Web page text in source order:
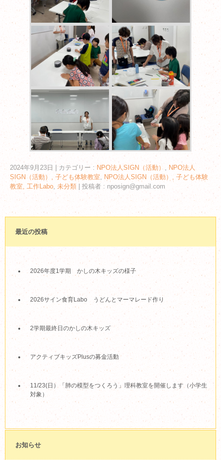
2024年9月23日 | カテゴリー : NPO法人SIGN（活動） , NPO法人
SIGN（活動）, 子ども体験教室, NPO法人SIGN（活動）, 子ども体験
教室, 工作Labo, 未分類 投稿者 : nposign@gmail.com
最近の投稿
2026年度1学期 かしの木キッズの様子
2026サイン食育Labo うどんとマーマレード作り
2学期最終日のかしの木キッズ
アクティブキッズPlusの募金活動
11/23(日）「肺の模型をつくろう」理科教室を開催します（小学生
対象）
お知らせ